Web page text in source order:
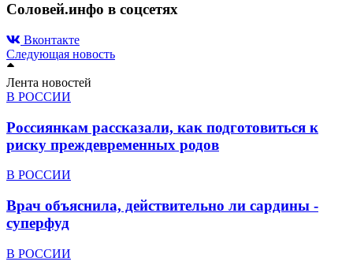
Соловей.инфо в соцсетях
Вконтакте
Следующая новость
Лента новостей
В РОССИИ
Россиянкам рассказали, как подготовиться к
риску преждевременных родов
В РОССИИ
Врач объяснила, действительно ли сардины -
суперфуд
В РОССИИ